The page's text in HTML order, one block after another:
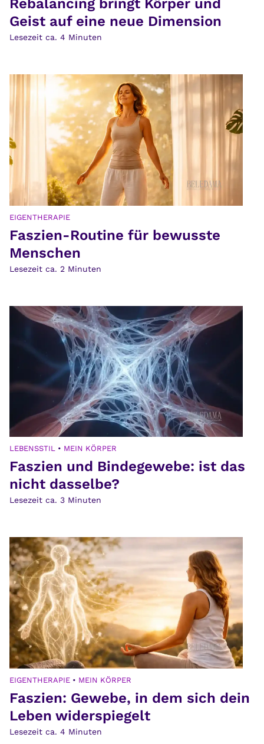
Rebalancing bringt Körper und
Geist auf eine neue Dimension
Lesezeit ca. 4 Minuten
EIGENTHERAPIE
Faszien-Routine für bewusste
Menschen
Lesezeit ca. 2 Minuten
LEBENSSTIL • MEIN KÖRPER
Faszien und Bindegewebe: ist das
nicht dasselbe?
Lesezeit ca. 3 Minuten
EIGENTHERAPIE • MEIN KÖRPER
Faszien: Gewebe, in dem sich dein
Leben widerspiegelt
Lesezeit ca. 4 Minuten